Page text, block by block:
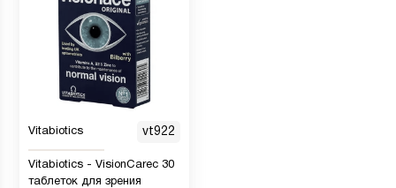
Vitabiotics vt922
Vitabiotics - VisionCareс 30
таблеток для зрения